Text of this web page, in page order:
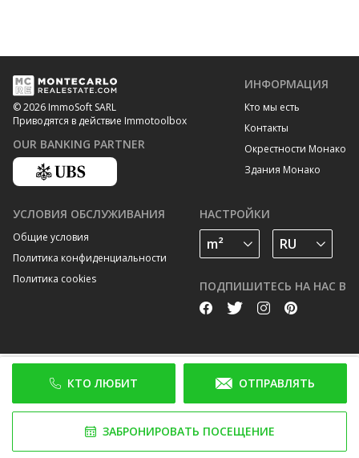
КТО ЛЮБИТ ОТПРАВЛЯТЬ
ЗАБРОНИРОВАТЬ ПОСЕЩЕНИЕ
© 2026 ImmoSoft SARL
Приводятся в действие Immotoolbox
OUR BANKING PARTNER
ИНФОРМАЦИЯ
Кто мы есть
Контакты
Окрестности Монако
Здания Монако
УСЛОВИЯ ОБСЛУЖИВАНИЯ
Общие условия
Политика конфиденциальности
Политика cookies
НАСТРОЙКИ
ПОДПИШИТЕСЬ НА НАС В